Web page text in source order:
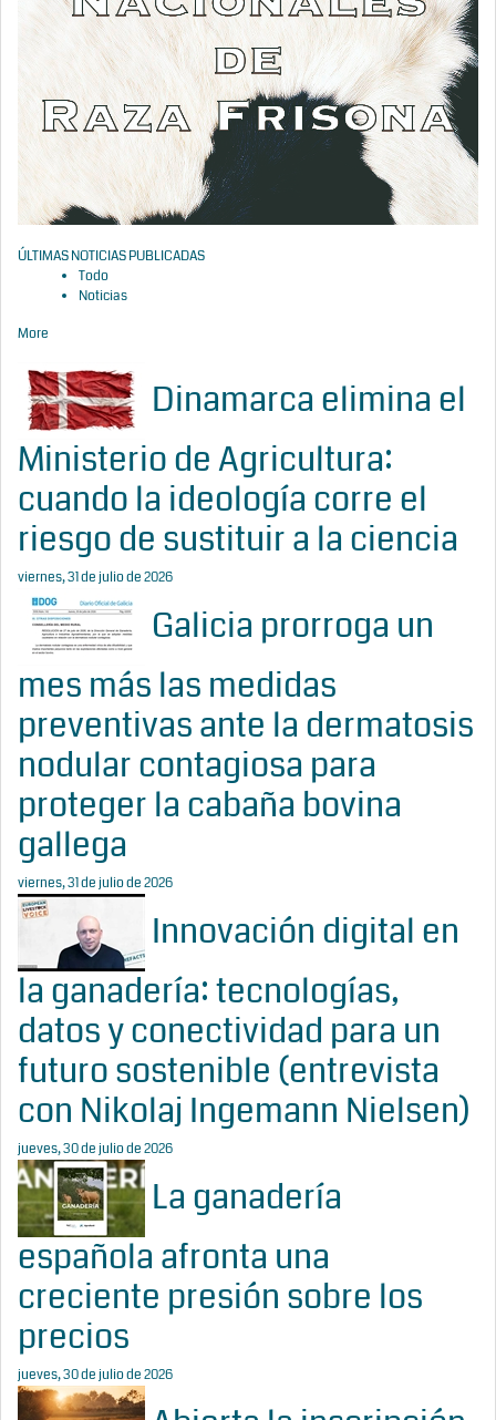
ÚLTIMAS NOTICIAS PUBLICADAS
Todo
Noticias
More
Dinamarca elimina el
Ministerio de Agricultura:
cuando la ideología corre el
riesgo de sustituir a la ciencia
viernes, 31 de julio de 2026
Galicia prorroga un
mes más las medidas
preventivas ante la dermatosis
nodular contagiosa para
proteger la cabaña bovina
gallega
viernes, 31 de julio de 2026
Innovación digital en
la ganadería: tecnologías,
datos y conectividad para un
futuro sostenible (entrevista
con Nikolaj Ingemann Nielsen)
jueves, 30 de julio de 2026
La ganadería
española afronta una
creciente presión sobre los
precios
jueves, 30 de julio de 2026